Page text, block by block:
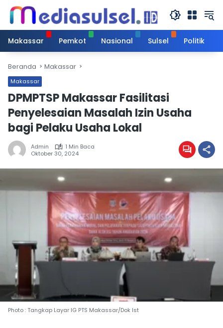
Langsung
konten
Makassar
Pemkot Nasional Sulsel Politik
Beranda Makassar
Makassar
DPMPTSP Makassar Fasilitasi
Penyelesaian Masalah Izin Usaha
bagi Pelaku Usaha Lokal
Admin
1 Min Baca
Oktober 30, 2024
Photo : Tangkap Layar IG PTS Makassar/Dok Ist